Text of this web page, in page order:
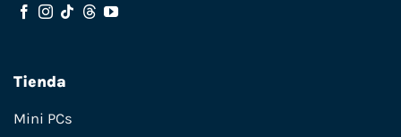
Tienda
Mini PCs